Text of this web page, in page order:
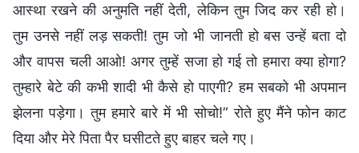
आस्था रखने की अनुमति नहीं देती, लेकिन तुम जिद कर रही हो।
तुम उनसे नहीं लड़ सकती! तुम जो भी जानती हो बस उन्हें बता दो
और वापस चली आओ! अगर तुम्हें सजा हो गई तो हमारा क्या होगा?
तुम्हारे बेटे की कभी शादी भी कैसे हो पाएगी? हम सबको भी अपमान
झेलना पड़ेगा। तुम हमारे बारे में भी सोचो!” रोते हुए मैंने फोन काट
दिया और मेरे पिता पैर घसीटते हुए बाहर चले गए।